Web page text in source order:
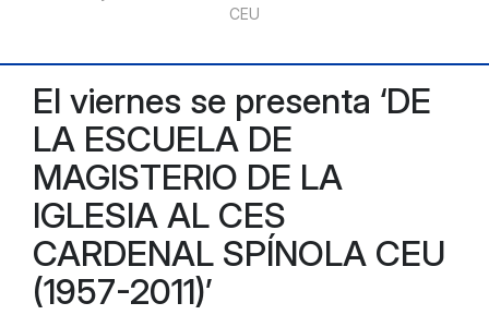
El viernes se presenta ‘DE
LA ESCUELA DE
MAGISTERIO DE LA
IGLESIA AL CES
CARDENAL SPÍNOLA CEU
(1957-2011)’